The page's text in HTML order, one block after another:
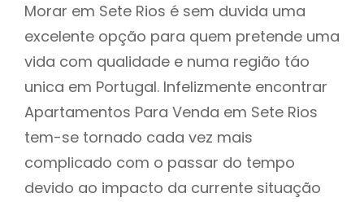
Morar em Sete Rios é sem duvida uma
excelente opção para quem pretende uma
vida com qualidade e numa região táo
unica em Portugal. Infelizmente encontrar
Apartamentos Para Venda em Sete Rios
tem-se tornado cada vez mais
complicado com o passar do tempo
devido ao impacto da currente situação